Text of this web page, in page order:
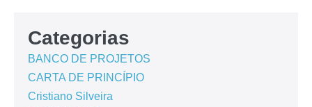
Categorias
BANCO DE PROJETOS
CARTA DE PRINCÍPIO
Cristiano Silveira